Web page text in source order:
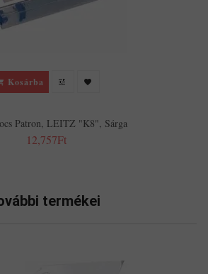
Kosárba
Patron, LEITZ "K8", Sárga
12,757Ft
termékei